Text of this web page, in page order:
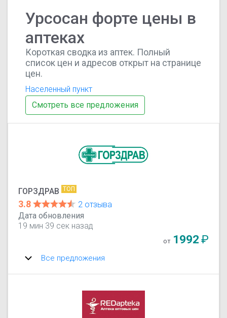
Урсосан форте цены в
аптеках
Короткая сводка из аптек. Полный
список цен и адресов открыт на странице
цен.
Населенный пункт
Смотреть все предложения
ГОРЗДРАВ ТОП
3.8
2 отзыва
Дата обновления
19 мин 39 сек назад
от 1992₽
Все предложения